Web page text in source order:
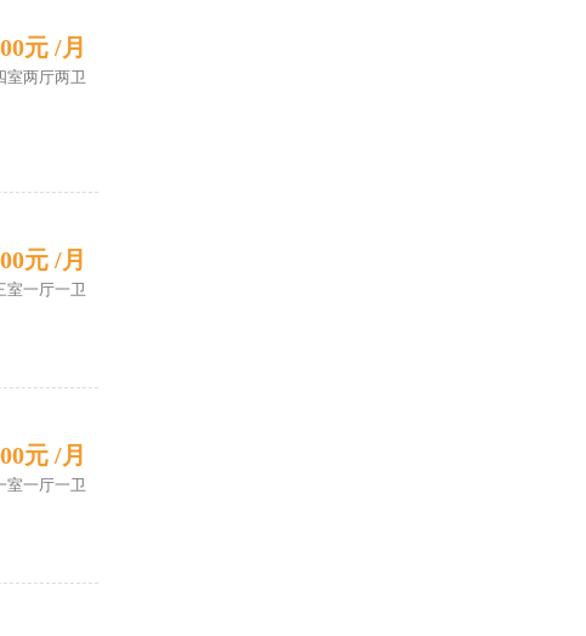
元 /月
室两厅两卫
元 /月
室一厅一卫
元 /月
室一厅一卫